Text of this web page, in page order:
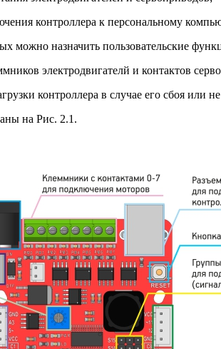
контроллера к персональному
можно назначить пользовательские
электродвигателй и контактов
контроллера в случае его сбоя или
на Рис. 2.1.